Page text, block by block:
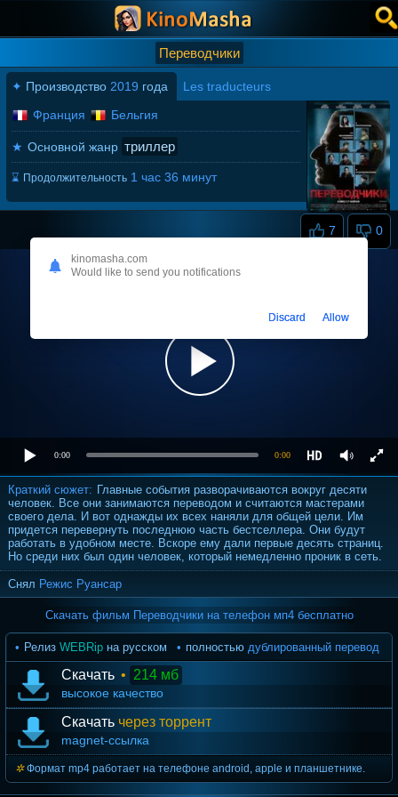
Переводчики
✦ Производство 2019 года Les traducteurs
7 0
Франция Бельгия
★ Основной жанр триллер
⌛ Продолжительность 1 час 36 минут
0:00 0:00
Краткий сюжет: Главные события разворачиваются вокруг десяти
человек. Все они занимаются переводом и считаются мастерами
своего дела. И вот однажды их всех наняли для общей цели. Им
придется перевернуть последнюю часть бестселлера. Они будут
работать в удобном месте. Вскоре ему дали первые десять страниц.
Но среди них был один человек, который немедленно проник в сеть.
Снял Режис Руансар
Скачать фильм Переводчики на телефон мп4 бесплатно
Релиз WEBRip на русском полностью дублированный перевод
Скачать • 214 мб
высокое качество
Скачать через торрент
magnet-ссылка
Формат mp4 работает на телефоне android, apple и планшетнике.
kinomasha.com
Would like to send you notifications
Discard Allow